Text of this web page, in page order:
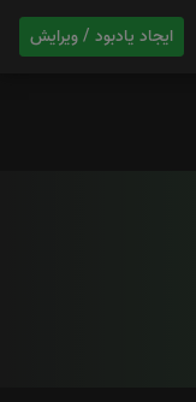
ایجاد یادبود / ویرایش